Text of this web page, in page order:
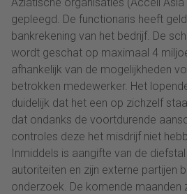
gepleegd. De functionaris heeft
bankrekening van het bedrijf. De
wordt geschat op maximaal 4
afhankelijk van de mogelijkheden
betrokken medewerker. Het
duidelijk dat het een op zichzelf
dat ondanks de voortdurende
controles deze het misdrijf niet
Inmiddels is aangifte van de
autoriteiten en zijn externe partijen
onderzoek. De komende maanden